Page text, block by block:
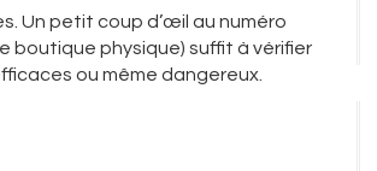
Un petit coup d’œil au numéro
boutique physique) suffit à vérifier
ou même dangereux.